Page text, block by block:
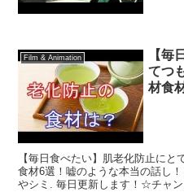
Film & Animation
【毎
てつ
材食
【毎日食べたい】肌老化防止に
食材6選！嘘のような本当の話し
やシミ. 毎日更新します！☆チャ